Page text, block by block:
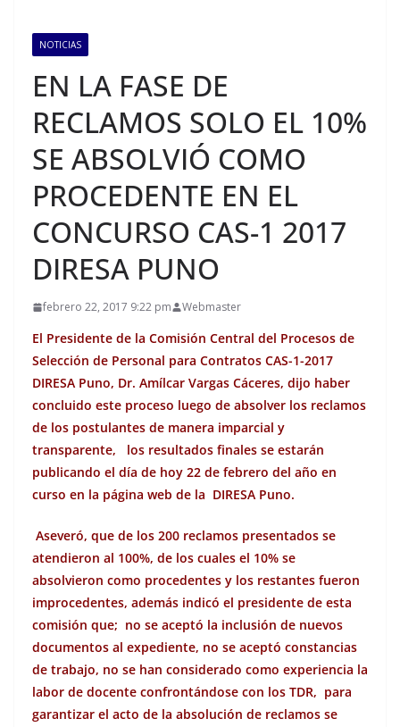
NOTICIAS
EN LA FASE DE
RECLAMOS SOLO EL 10%
SE ABSOLVIÓ COMO
PROCEDENTE EN EL
CONCURSO CAS-1 2017
DIRESA PUNO
febrero 22, 2017 9:22 pm Webmaster
El Presidente de la Comisión Central del Procesos de
Selección de Personal para Contratos CAS-1-2017
DIRESA Puno, Dr. Amílcar Vargas Cáceres, dijo haber
concluido este proceso luego de absolver los reclamos
de los postulantes de manera imparcial y
transparente, los resultados finales se estarán
publicando el día de hoy 22 de febrero del año en
curso en la página web de la DIRESA Puno.
Aseveró, que de los 200 reclamos presentados se
atendieron al 100%, de los cuales el 10% se
absolvieron como procedentes y los restantes fueron
improcedentes, además indicó el presidente de esta
comisión que; no se aceptó la inclusión de nuevos
documentos al expediente, no se aceptó constancias
de trabajo, no se han considerado como experiencia la
labor de docente confrontándose con los TDR, para
garantizar el acto de la absolución de reclamos se